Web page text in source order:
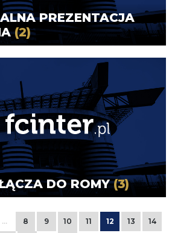
PREZENTACJA
(2)
DO ROMY(3)
… 8 9 10 11 12 13 14